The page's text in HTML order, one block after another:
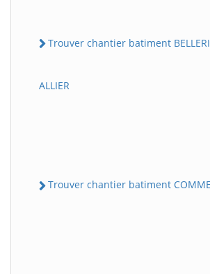
Trouver chantier batiment
ALLIER
Trouver chantier batiment